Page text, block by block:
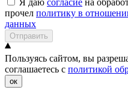
прочел политику в
данных
Отправить
Пользуясь сайтом, вы
соглашаетесь с политикой
ок